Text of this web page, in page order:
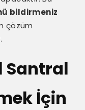
bildirmeniz
çözüm
Santral
İçin